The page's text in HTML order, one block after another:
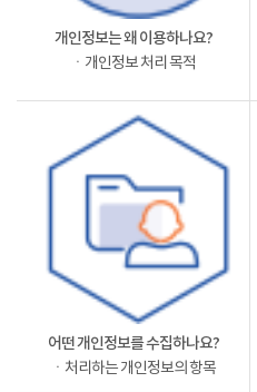
개인정보는 왜 이용하나요?
ㆍ개인정보 처리 목적
어떤 개인정보를 수집하나요?
ㆍ처리하는 개인정보의 항목